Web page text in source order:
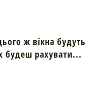
ж вікна будуть
будеш рахувати...